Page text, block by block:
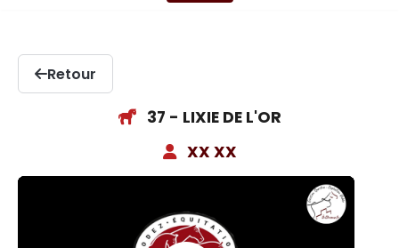
Retour
37 - LIXIE DE L'OR
XX XX